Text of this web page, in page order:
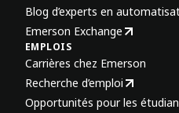
Blog d’experts en
Emerson Exchange
EMPLOIS
Carrières chez Emerson
Recherche d’emploi
Opportunités pour les